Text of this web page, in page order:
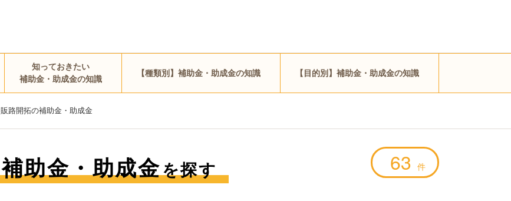
知っておきたい
補助金・助成金の知識
【種類別】補助金・助成金の知識 【目的別】補助金・助成金の知識
販路開拓の補助金・助成金
63 件
補助金・助成金を探す